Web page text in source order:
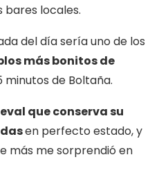
bares locales.
del día sería uno de los
más bonitos de
minutos de Boltaña.
que conserva su
en perfecto estado, y
más me sorprendió en